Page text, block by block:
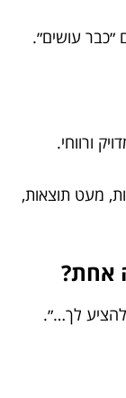
עושים״.
ורווחי.
מעט תוצאות,
אחת?
לך…״.